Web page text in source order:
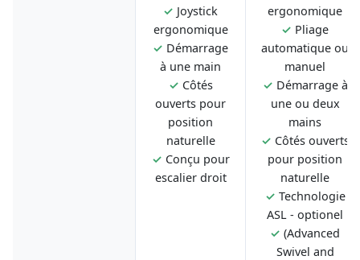
✓ Joystick
ergonomique
✓ Démarrage
à une main
✓ Côtés
ouverts pour
position
naturelle
✓ Conçu pour
escalier droit
ergonomique
✓ Pliage
automatique ou
manuel
✓ Démarrage à
une ou deux
mains
✓ Côtés ouverts
pour position
naturelle
✓ Technologie
ASL - optionel
✓ (Advanced
Swivel and